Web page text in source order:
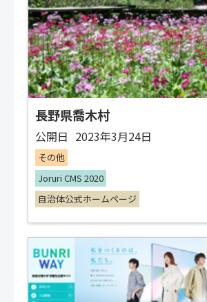
長野県喬木村
公開日 2023年3月24日
その他
Joruri CMS 2020
自治体公式ホームページ